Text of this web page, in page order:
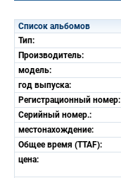
Список альбомов
Тип:
Производитель:
модель:
год выпуска:
Регистрационный номер:
Серийный номер.:
местонахождение:
Общее время (TTAF):
цена: